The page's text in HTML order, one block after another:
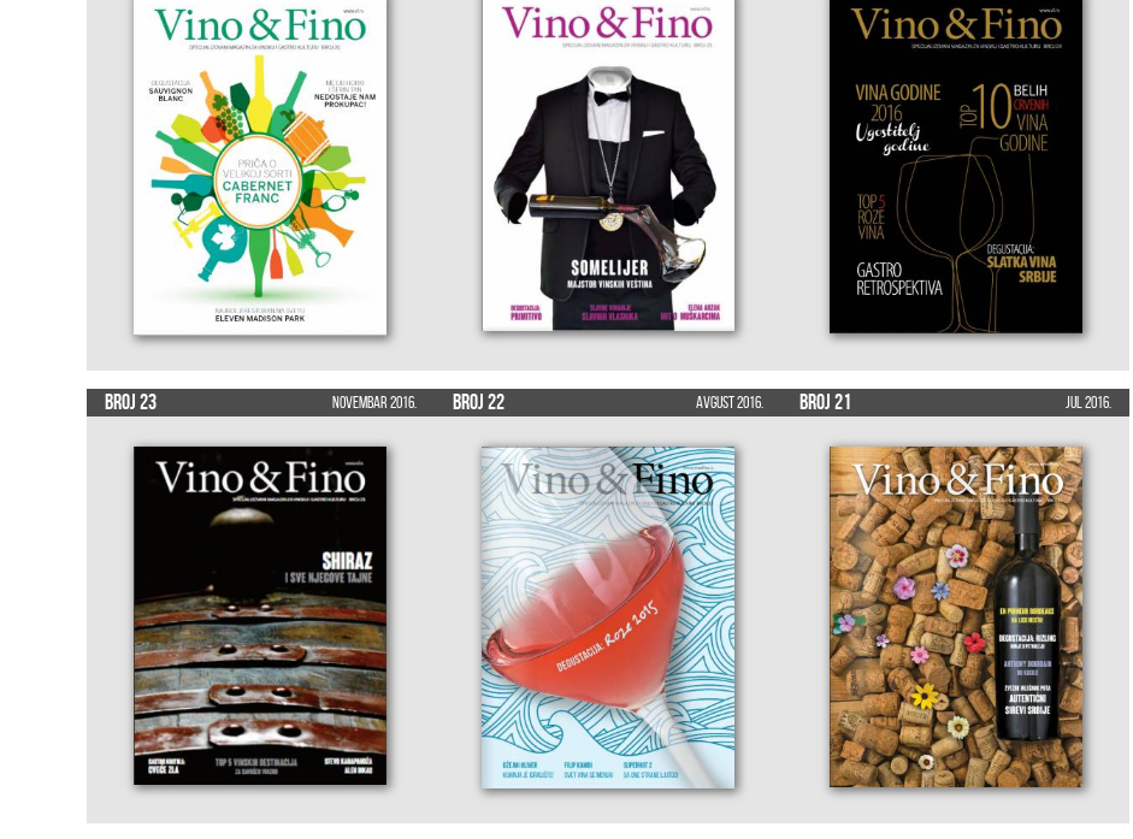
Broj 23 Novembar 2016. Broj 22 Avgust 2016. Broj 21 Jul 2016.